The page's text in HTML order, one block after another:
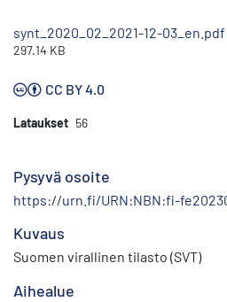
synt_2020_02_2021-12-03_en.pdf
297.14 KB
CC BY 4.0
Lataukset 56
Pysyvä osoite
https://urn.fi/URN:NBN:fi-
Kuvaus
Suomen virallinen tilasto (SVT)
Aihealue